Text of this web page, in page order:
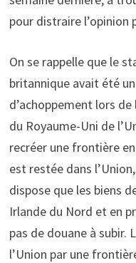
pour distraire l’opinion
On se rappelle que le
britannique avait été
d’achoppement lors
du Royaume-Uni de
recréer une frontière
est restée dans
dispose que les biens
Irlande du Nord et en
pas de douane à subir.
l’Union par une